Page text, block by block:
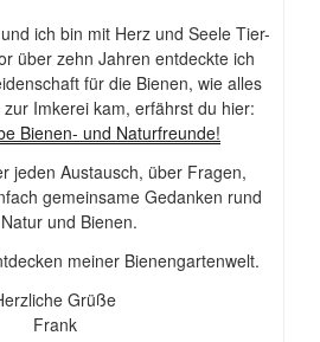
ich bin mit Herz und Seele Tier-
über zehn Jahren entdeckte ich
für die Bienen, wie alles
Imkerei kam, erfährst du hier:
Bienen- und Naturfreunde!
jeden Austausch, über Fragen,
gemeinsame Gedanken rund
und Bienen.
meiner Bienengartenwelt.
Grüße
Frank